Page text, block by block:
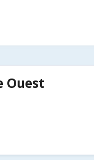
Ouest